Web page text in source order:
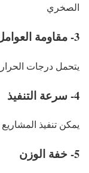
الصخري
3- مقاومة العوامل الجوية
يتحمل درجات
4- سرعة التنفيذ
يمكن تنفيذ
5- خفة الوزن